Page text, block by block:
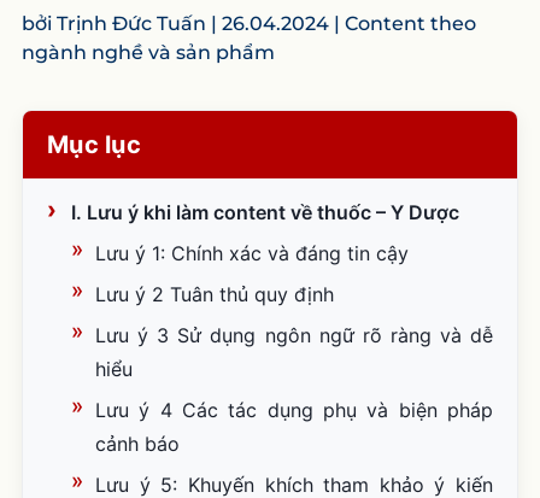
bởi Trịnh Đức Tuấn | 26.04.2024| Content theo
ngành nghề và sản phẩm
Mục lục
I. Lưu ý khi làm content về thuốc – Y Dược
Lưu ý 1: Chính xác và đáng tin cậy
Lưu ý 2 Tuân thủ quy định
Lưu ý 3 Sử dụng ngôn ngữ rõ ràng và dễ
hiểu
Lưu ý 4 Các tác dụng phụ và biện pháp
cảnh báo
Lưu ý 5: Khuyến khích tham khảo ý kiến